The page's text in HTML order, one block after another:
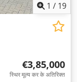
1 / 19
€3,85,000
स्थिर मूल्य कर के अतिरिक्त